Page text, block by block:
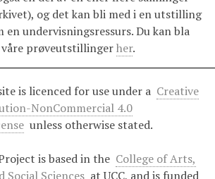
og det kan bli med i en utstilling
undervisningsressurs. Du kan bla
våre prøveutstillingerher.
is licenced for use under a Creative
NonCommercial 4.0
unless otherwise stated.
is based in the College of Arts,
Social Sciences at UCC, and is funded